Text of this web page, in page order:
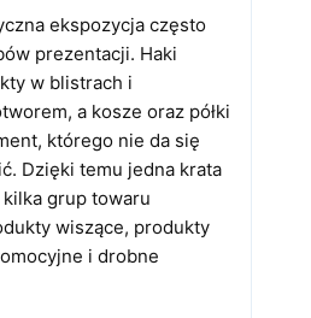
ekspozycja często
prezentacji. Haki
w blistrach i
a kosze oraz półki
którego nie da się
Dzięki temu jedna krata
kilka grup towaru
wiszące, produkty
i drobne